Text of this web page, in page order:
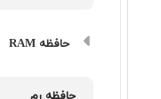
حافظه RAM